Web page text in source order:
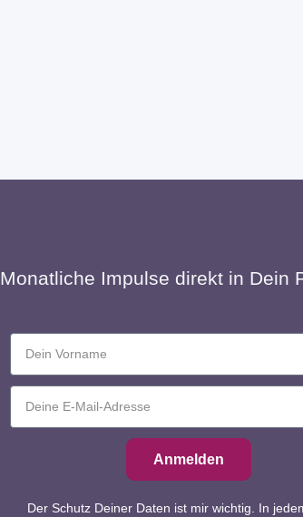
Monatliche Impulse direkt in Dein
Anmelden
Der Schutz Deiner Daten ist mir wichtig. In